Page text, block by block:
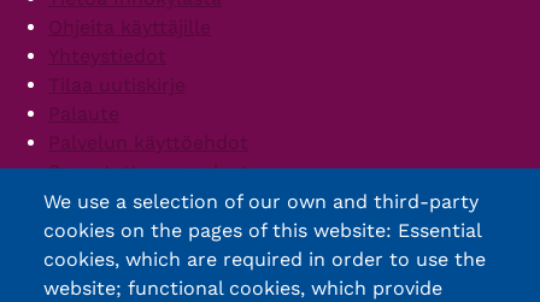
Ohjeita käyttäjille
Yhteystiedot
Tilaa uutiskirje
Palaute
Palvelun käyttöehdot
Saavutettavuusseloste
We use a selection of our own and third-party
cookies on the pages of this website: Essential
cookies, which are required in order to use the
website; functional cookies, which provide